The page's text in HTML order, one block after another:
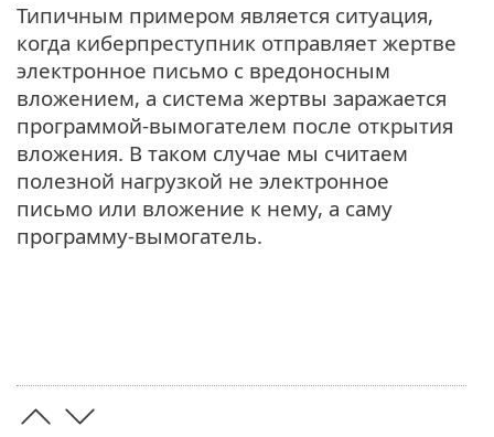
Типичным примером является ситуация,
когда киберпреступник отправляет жертве
электронное письмо с вредоносным
вложением, а система жертвы заражается
программой-вымогателем после открытия
вложения. В таком случае мы считаем
полезной нагрузкой не электронное
письмо или вложение к нему, а саму
программу-вымогатель.